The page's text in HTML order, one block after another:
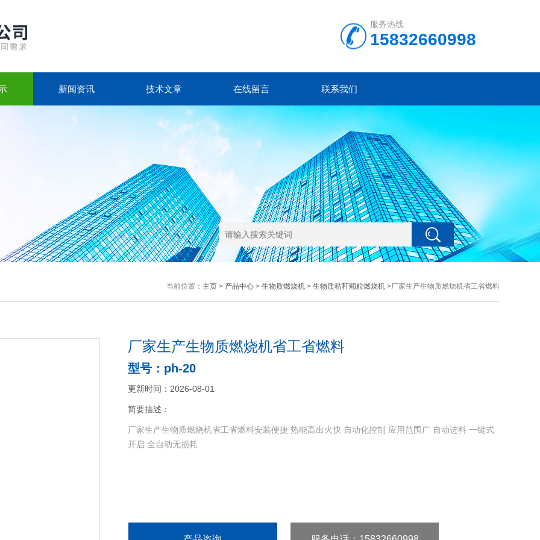
服务热线
15832660998
新闻资讯 技术文章 在线留言 联系我们
当前位置： 主页> 产品中心> 生物质燃烧机> 生物质秸秆颗粒燃烧机>厂家生产生物质燃烧机省工省燃料
厂家生产生物质燃烧机省工省燃料
型号：ph-20
更新时间：2026-08-01
简要描述：
厂家生产生物质燃烧机省工省燃料安装便捷 热能高出火快 自动化控制 应用范围广 自动进料 一键式
开启 全自动无损耗